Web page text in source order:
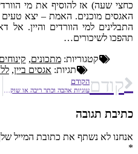
האגסים מוכנים. האמת – יצא טעים
התבלינים למי הוורדים והיין. אל
תהפכו לשיכורים…
קטגוריות:מתכונים,
תגיות: אגסים ביין,
קודםהקודם
כתיבת תגובה
אנחנו לא נשתף את כתובת המייל
*